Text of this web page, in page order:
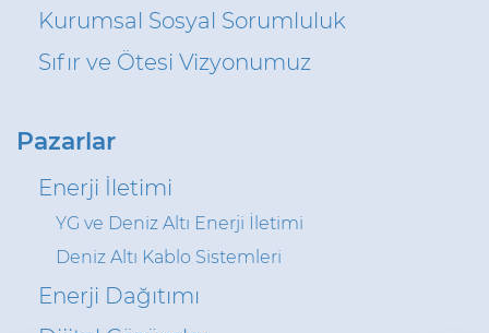
Kurumsal Sosyal Sorumluluk
Sıfır ve Ötesi Vizyonumuz
Pazarlar
Enerji İletimi
YG ve Deniz Altı Enerji İletimi
Deniz Altı Kablo Sistemleri
Enerji Dağıtımı